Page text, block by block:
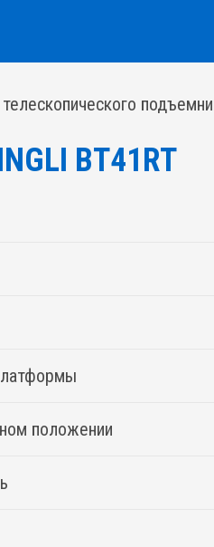
BT41RT
положении